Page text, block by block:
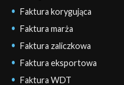
Faktura korygująca
Faktura marża
Faktura zaliczkowa
Faktura eksportowa
Faktura WDT